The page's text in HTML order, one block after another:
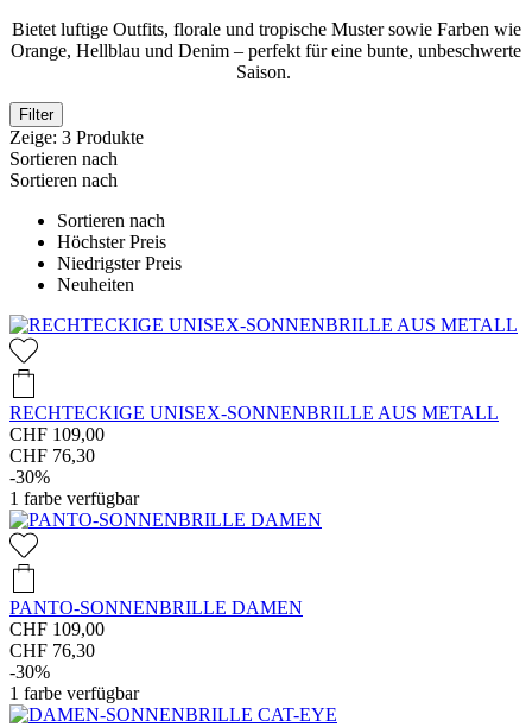
Bietet luftige Outfits, florale und tropische Muster sowie Farben wie
Orange, Hellblau und Denim – perfekt für eine bunte, unbeschwerte
Saison.
Filter
Zeige: 3 Produkte
Sortieren nach
Sortieren nach
Sortieren nach
Höchster Preis
Niedrigster Preis
Neuheiten
RECHTECKIGE UNISEX-SONNENBRILLE AUS METALL
CHF 109,00
CHF 76,30
-30%
1 farbe verfügbar
PANTO-SONNENBRILLE DAMEN
CHF 109,00
CHF 76,30
-30%
1 farbe verfügbar